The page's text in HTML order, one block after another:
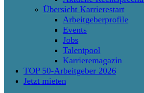
Übersicht Karrierestart
Arbeitgeberprofile
Events
Jobs
Talentpool
Karrieremagazin
TOP 50-Arbeitgeber 2026
Jetzt mieten